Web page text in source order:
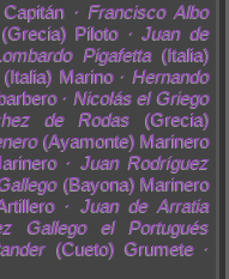
Capitán ·Francisco Albo
(Grecia) Piloto ·Juan de
Pigafetta(Italia)
(Italia) Marino · Hernando
· Nicolás el Griego
de Rodas (Grecia)
(Ayamonte) Marinero
·Juan Rodríguez
(Bayona) Marinero
·Juan de Arratia
Gallego el Portugués
(Cueto) Grumete ·